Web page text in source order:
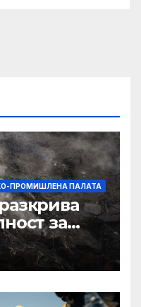
ПРОМИШЛЕНА ПАЛАТА
за